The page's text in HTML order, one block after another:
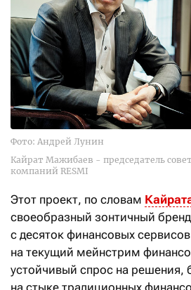
Фото: Андрей Лунин
Кайрат Мажибаев - председатель
компаний RESMI
Этот проект, по словам
своеобразный зонтичный
с десяток финансовых
на текущий мейнстрим
устойчивый спрос на решения,